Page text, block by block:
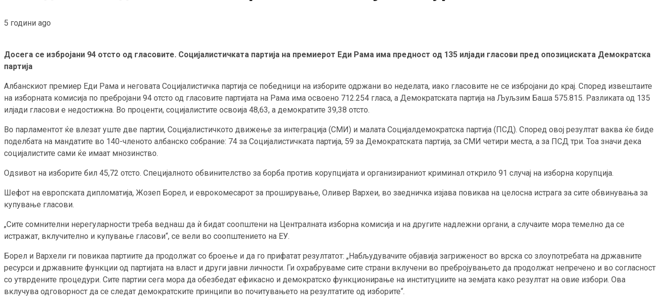
5 години ago
Досега се избројани 94 отсто од гласовите. Социјалистичката партија на премиерот Еди Рама има предност од 135 илјади гласови пред опозициската Демократска
партија
Албанскиот премиер Еди Рама и неговата Социјалистичка партија се победници на изборите одржани во неделата, иако гласовите не се избројани до крај. Според извештаите
на изборната комисија по пребројани 94 отсто од гласовите партијата на Рама има освоено 712.254 гласа, а Демократската партија на Љуљзим Баша 575.815. Разликата од 135
илјади гласови е недостижна. Во проценти, социјалистите освоија 48,63, а демократите 39,38 отсто.
Во парламентот ќе влезат уште две партии, Социјалистичкото движење за интеграција (СМИ) и малата Социјалдемократска партија (ПСД). Според овој резултат ваква ќе биде
поделбата на мандатите во 140-членото албанско собрание: 74 за Социјалистичката партија, 59 за Демократската партија, за СМИ четири места, а за ПСД три. Тоа значи дека
социјалистите сами ќе имаат мнозинство.
Одѕивот на изборите бил 45,72 отсто. Специјалното обвинителство за борба против корупцијата и организираниот криминал открило 91 случај на изборна корупција.
Шефот на европската дипломатија, Жозеп Борел, и еврокомесарот за проширување, Оливер Вархеи, во заедничка изјава повикаа на целосна истрага за сите обвинувања за
купување гласови.
„Сите сомнителни нерегуларности треба веднаш да ѝ бидат соопштени на Централната изборна комисија и на другите надлежни органи, а случаите мора темелно да се
истражат, вклучително и купување гласови“, се вели во соопштението на ЕУ.
Борел и Вархели ги повикаа партиите да продолжат со броење и да го прифатат резултатот: „Набљудувачите објавија загриженост во врска со злоупотребата на државните
ресурси и државните функции од партијата на власт и други јавни личности. Ги охрабруваме сите страни вклучени во пребројувањето да продолжат непречено и во согласност
со утврдените процедури. Сите партии сега мора да обезбедат ефикасно и демократско функционирање на институциите на земјата како резултат на овие избори. Ова
вклучува одговорност да се следат демократските принципи во почитувањето на резултатите од изборите“.